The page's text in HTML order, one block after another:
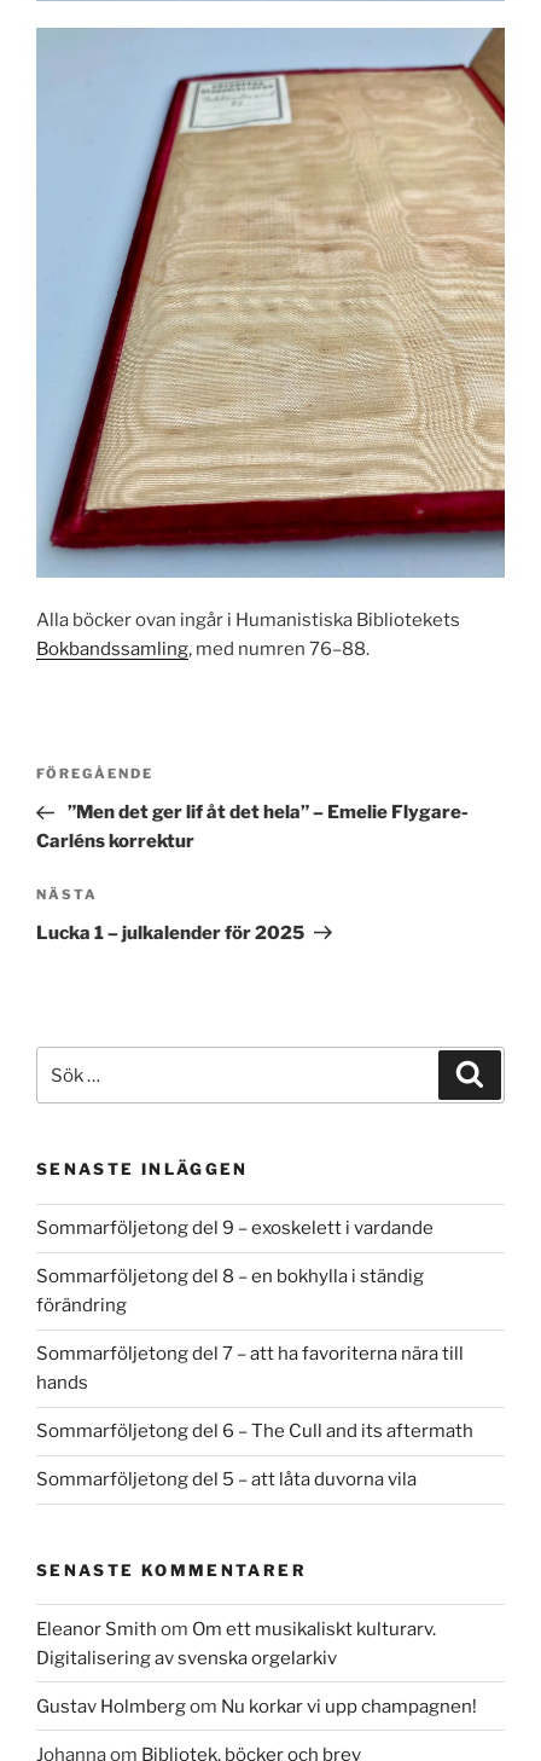
Alla böcker ovan ingår i Humanistiska Bibliotekets
Bokbandssamling, med numren 76–88.
Inläggsnavigering
Föregående
inlägg
FÖREGÅENDE
”Men det ger lif åt det hela” – Emelie Flygare-
Carléns korrektur
Nästa
inlägg
NÄSTA
Lucka 1 – julkalender för 2025
efter:
SENASTE INLÄGGEN
Sommarföljetong del 9 – exoskelett i vardande
Sommarföljetong del 8 – en bokhylla i ständig
förändring
Sommarföljetong del 7 – att ha favoriterna nära till
hands
Sommarföljetong del 6 – The Cull and its aftermath
Sommarföljetong del 5 – att låta duvorna vila
SENASTE KOMMENTARER
Eleanor Smith om Om ett musikaliskt kulturarv.
Digitalisering av svenska orgelarkiv
Gustav Holmbergom Nu korkar vi upp champagnen!
Johannaom Bibliotek, böcker och brev